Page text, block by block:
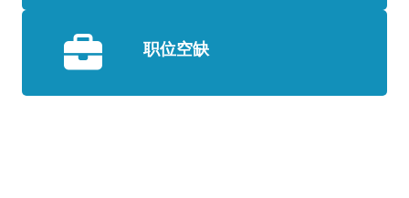
职位空缺